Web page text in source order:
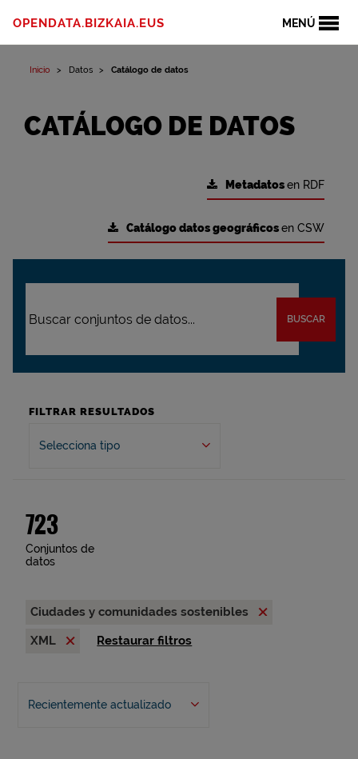
MENÚ
OPENDATA.BIZKAIA.EUS
Inicio Datos Catálogo de datos
CATÁLOGO DE DATOS
Metadatosen RDF
Catálogo datos geográficosen CSW
BUSCAR
FILTRAR RESULTADOS
Selecciona tipo
723
Conjuntos de
datos
Ciudades y comunidades sostenibles
XML
Restaurar filtros
Recientemente actualizado